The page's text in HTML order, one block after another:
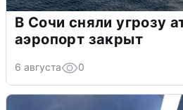
В Сочи сняли угрозу
аэропорт закрыт
6 августа 0